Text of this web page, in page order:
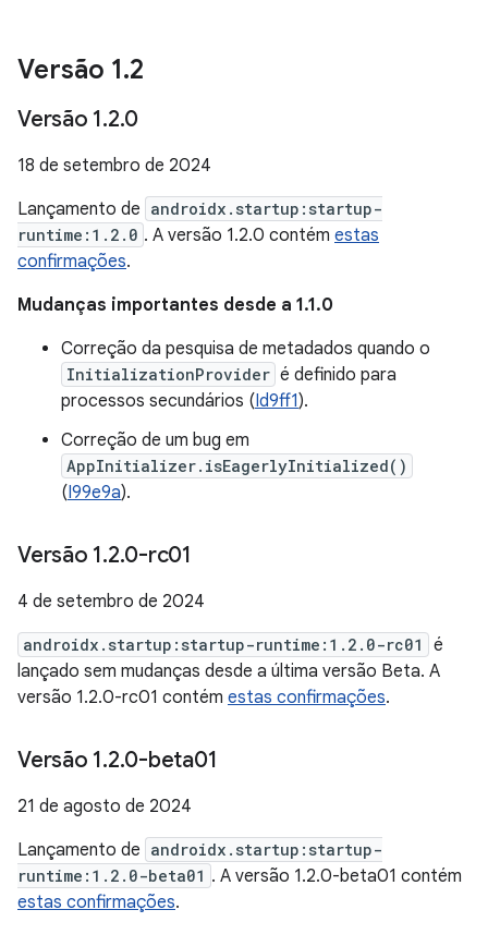
Versão 1.2
Versão 1.2.0
18 de setembro de 2024
Lançamento de androidx.startup:startup-
runtime:1.2.0 . A versão 1.2.0 contém estas
confirmações.
Mudanças importantes desde a 1.1.0
Correção da pesquisa de metadados quando o
InitializationProvider é definido para
processos secundários (Id9ff1).
Correção de um bug em
AppInitializer.isEagerlyInitialized()
(I99e9a).
Versão 1.2.0-rc01
4 de setembro de 2024
androidx.startup:startup-runtime:1.2.0-rc01
é
lançado sem mudanças desde a última versão Beta. A
versão 1.2.0-rc01 contém estas confirmações.
Versão 1.2.0-beta01
21 de agosto de 2024
Lançamento de androidx.startup:startup-
runtime:1.2.0-beta01 . A versão 1.2.0-beta01 contém
estas confirmações.